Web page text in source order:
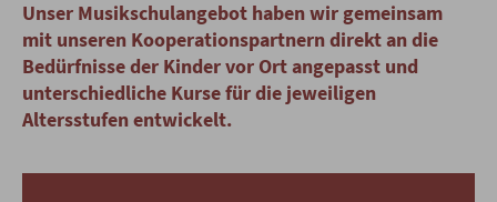
Unser Musikschulangebot haben wir gemeinsam
mit unseren Kooperationspartnern direkt an die
Bedürfnisse der Kinder vor Ort angepasst und
unterschiedliche Kurse für die jeweiligen
Altersstufen entwickelt.